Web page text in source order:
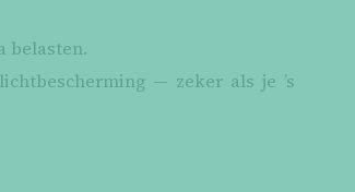
belasten.
— zeker als je ’s